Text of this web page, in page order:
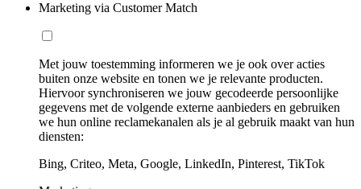
Marketing via Customer Match
Met jouw toestemming informeren we je ook over acties
buiten onze website en tonen we je relevante producten.
Hiervoor synchroniseren we jouw gecodeerde persoonlijke
gegevens met de volgende externe aanbieders en gebruiken
we hun online reclamekanalen als je al gebruik maakt van hun
diensten:
Bing, Criteo, Meta, Google, LinkedIn, Pinterest, TikTok